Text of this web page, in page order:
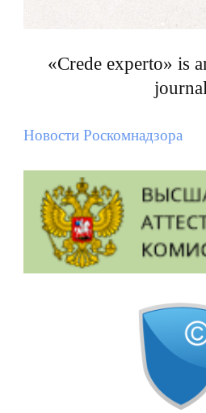
«Crede experto» is
Новости Роскомнадзора